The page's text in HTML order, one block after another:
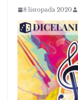
8 listopada 2020